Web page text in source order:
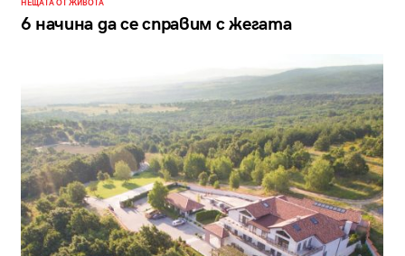
НЕЩАТА ОТ ЖИВОТА
6 начина да се справим с жегата